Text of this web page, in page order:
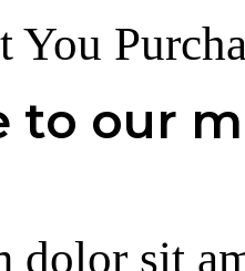
You
to our
dolor sit